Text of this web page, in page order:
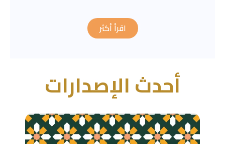
اقرأ أكثر
أحدث الإصدارات